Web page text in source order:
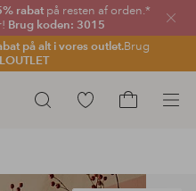
rabatpå resten af orden.*
Brug koden: 3015
på alt i vores outlet.Brug
Luk
Søg
Gå